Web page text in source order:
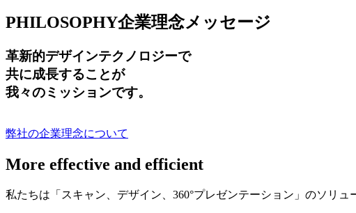
PHILOSOPHY企業理念メッセージ
革新的デザインテクノロジーで
共に成長することが
我々のミッションです。
弊社の企業理念について
More effective and efficient
私たちは「スキャン、デザイン、360°プレゼンテーション」のソリュ